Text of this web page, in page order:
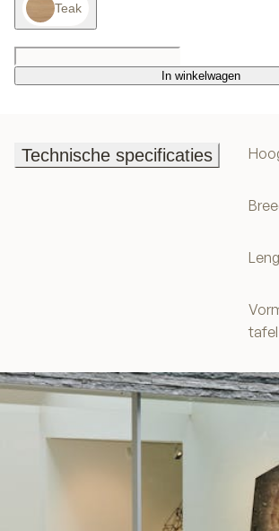
Teak
In winkelwagen
In winkelwagen
Technische specificaties
tafel